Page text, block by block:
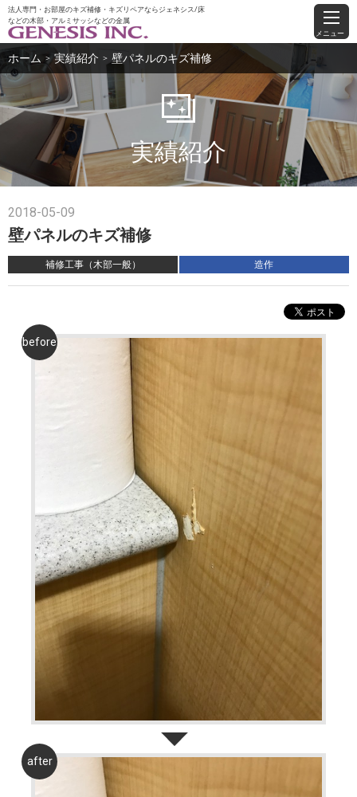
法人専門・お部屋のキズ補修・キズリペアならジェネシス/床
などの木部・アルミサッシなどの金属
メニュー
ホーム ＞ 実績紹介 ＞ 壁パネルのキズ補修
実績紹介
2018-05-09
壁パネルのキズ補修
補修工事（木部一般） 造作